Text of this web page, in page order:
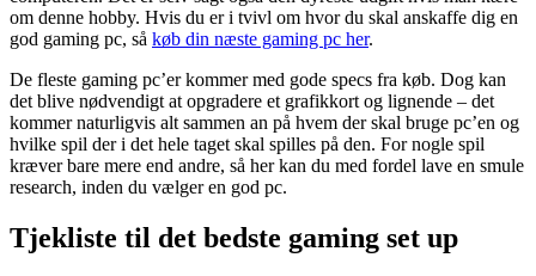
om denne hobby. Hvis du er i tvivl om hvor du skal anskaffe dig en
god gaming pc, så køb din næste gaming pc her.
De fleste gaming pc’er kommer med gode specs fra køb. Dog kan
det blive nødvendigt at opgradere et grafikkort og lignende – det
kommer naturligvis alt sammen an på hvem der skal bruge pc’en og
hvilke spil der i det hele taget skal spilles på den. For nogle spil
kræver bare mere end andre, så her kan du med fordel lave en smule
research, inden du vælger en god pc.
Tjekliste til det bedste gaming set up